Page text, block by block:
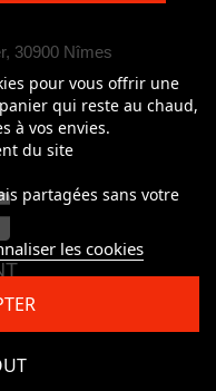
30900 Nîmes
Paypal
pour vous offrir une
qui reste au chaud,
à vos envies.
du site
partagées sans votre
les cookies